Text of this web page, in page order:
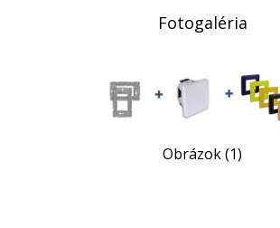
Fotogaléria
Obrázok (1)